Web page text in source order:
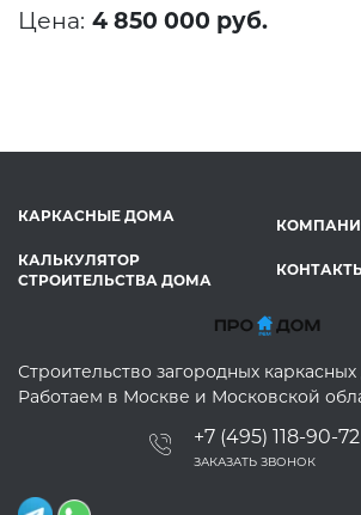
Цена: 4 850 000 руб.
КАРКАСНЫЕ ДОМА
КАЛЬКУЛЯТОР
СТРОИТЕЛЬСТВА ДОМА
Строительство загородных
Работаем в Москве и Московской
+7 (495) 118-90-72
ЗАКАЗАТЬ ЗВОНОК